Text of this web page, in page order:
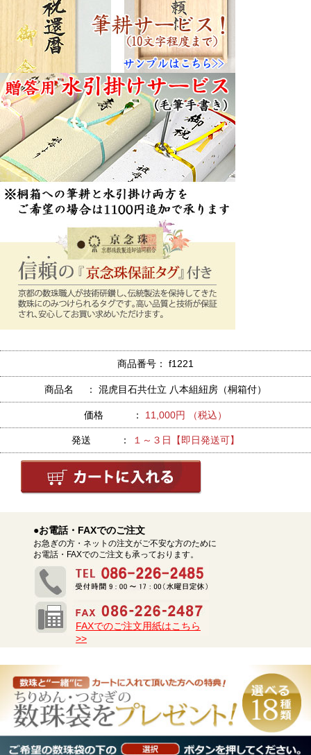
商品番号： f1221
商品名 ： 混虎目石共仕立 八本組紐房（桐箱付）
価格 ： 11,000円 （税込）
発送 ： １～３日【即日発送可】
●お電話・FAXでのご注文
お急ぎの方・ネットの注文がご不安な方のために
お電話・FAXでのご注文も承っております。
FAXでのご注文用紙はこちら
>>